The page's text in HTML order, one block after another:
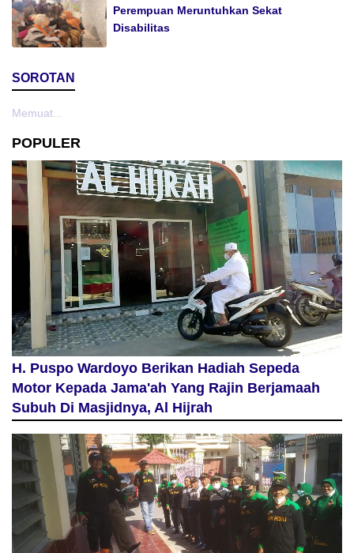
Perempuan Meruntuhkan Sekat
Disabilitas
SOROTAN
Memuat...
POPULER
H. Puspo Wardoyo Berikan Hadiah Sepeda
Motor Kepada Jama'ah Yang Rajin Berjamaah
Subuh Di Masjidnya, Al Hijrah